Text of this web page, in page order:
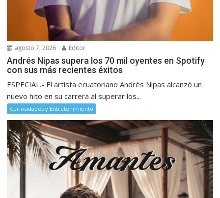
agosto 7, 2026 Editor
Andrés Nipas supera los 70 mil oyentes en Spotify
con sus más recientes éxitos
ESPECIAL.- El artista ecuatoriano Andrés Nipas alcanzó un
nuevo hito en su carrera al superar los...
Curiosidades y Entretenimiento